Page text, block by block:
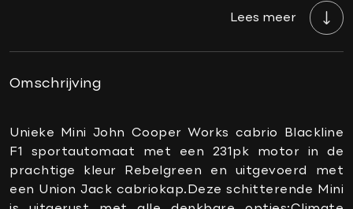
Carrosserie
APK Bij aflevering
Onderhoudsboekje
aanwezig?
Ja, dealeronderhouden
Gemiddeld verbruik 7.2 L/100KM
Bestuurdersstoel in hoogte verstelbaar
Connected services
Elektrische ramen voor
Keyless start
Lederen stuurwiel
Lees meer
Omschrijving
Unieke Mini John Cooper Works cabrio Blackline
F1 sportautomaat met een 231pk motor in de
prachtige kleur Rebelgreen en uitgevoerd met
een Union Jack cabriokap.Deze schitterende Mini